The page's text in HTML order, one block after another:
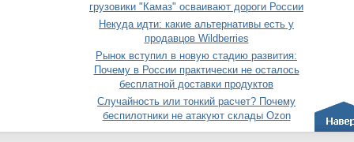
грузовики "Камаз" осваивают дороги России
Некуда идти: какие альтернативы есть у
продавцов Wildberries
Рынок вступил в новую стадию развития:
Почему в России практически не осталось
бесплатной доставки продуктов
Случайность или тонкий расчет? Почему
беспилотники не атакуют склады Ozon